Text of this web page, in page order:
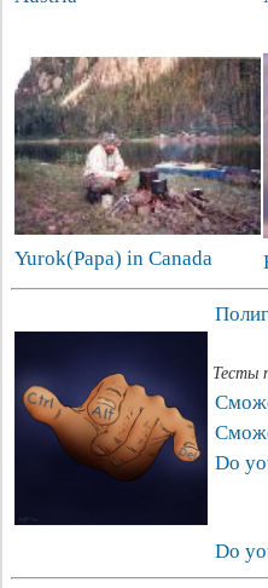
Yurok(Papa) in Canada
Тесты
Do
Do